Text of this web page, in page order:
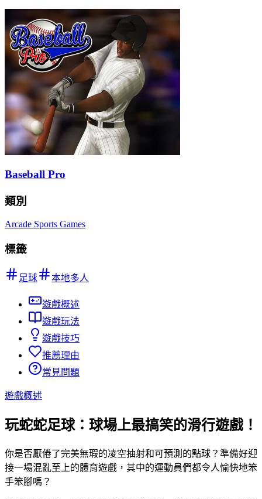
Baseball Pro
類別
Arcade Sports Games
標籤
足球 本地多人
遊戲概述
遊戲玩法
遊戲技巧
推薦理由
常見問題
遊戲概述
玩蛇蛇足球：球場上最搞笑的滑行遊戲！
你是否厭倦了完美無瑕的凌空抽射和可預測的點球？準備好迎
接一場混亂至上的體育遊戲，其中的運動員們都令人愉快地笨
手笨腳嗎？